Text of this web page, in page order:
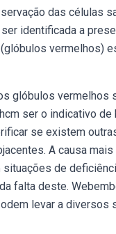
das células
identificada a
vermelhos)
glóbulos vermelhos
ser o indicativo de
se existem
A causa
de
falta deste.
levar a diversos